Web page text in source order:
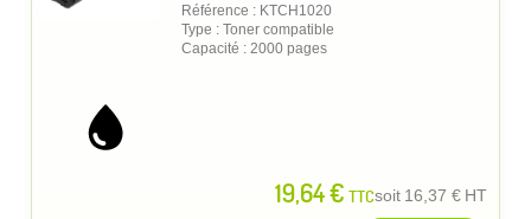
Référence : KTCH1020
Type : Toner compatible
Capacité : 2000 pages
19,64 € TTCsoit 16,37 € HT